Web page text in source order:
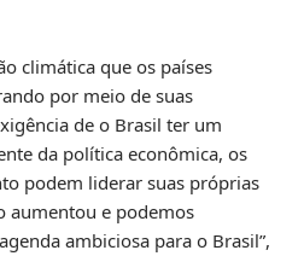
climática que os países
por meio de suas
de o Brasil ter um
da política econômica, os
podem liderar suas próprias
aumentou e podemos
ambiciosa para o Brasil”,